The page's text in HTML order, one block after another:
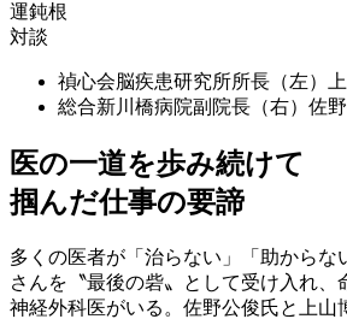
運鈍根
対談
禎心会脳疾患研究所所長（左）
総合新川橋病院副院長（右） 佐
医の一道を歩み続けて
掴んだ仕事の要諦
多くの医者が「治らない」「助からな
さんを〝最後の砦〟として受け入れ、
神経外科医がいる。佐野公俊氏と上山